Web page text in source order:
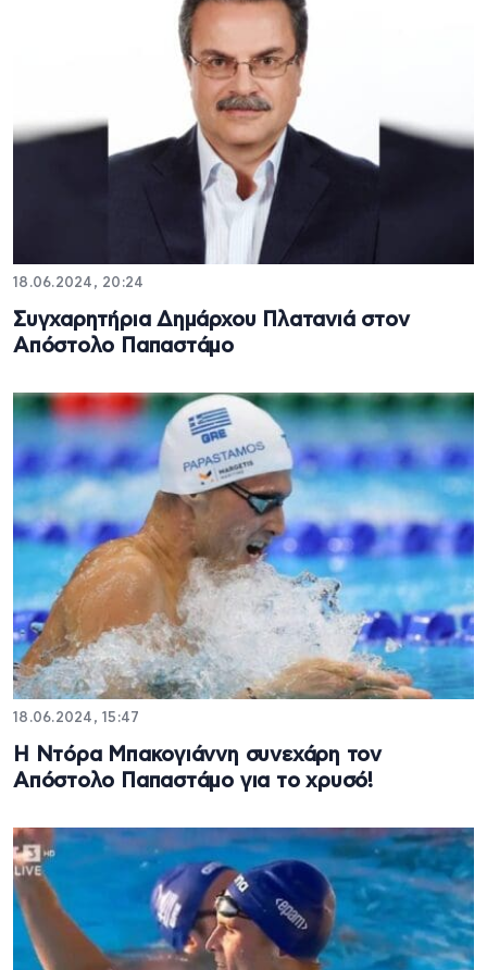
18.06.2024, 20:24
Συγχαρητήρια Δημάρχου Πλατανιά στον
Απόστολο Παπαστάμο
18.06.2024, 15:47
Η Ντόρα Μπακογιάννη συνεχάρη τον
Απόστολο Παπαστάμο για το χρυσό!